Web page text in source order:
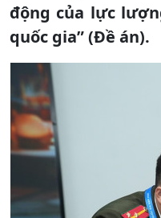
động của lực
quốc gia” (Đề án).